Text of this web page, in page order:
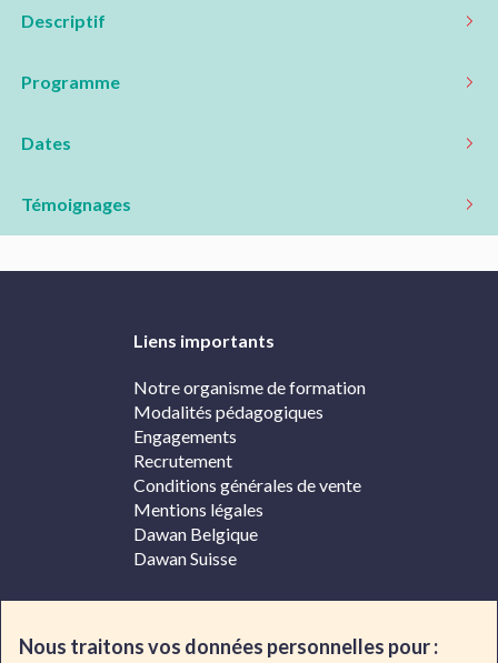
Descriptif
Programme
Dates
Témoignages
Liens importants
Notre organisme de formation
Modalités pédagogiques
Engagements
Recrutement
Conditions générales de vente
Mentions légales
Dawan Belgique
Dawan Suisse
Nous traitons vos données personnelles pour :